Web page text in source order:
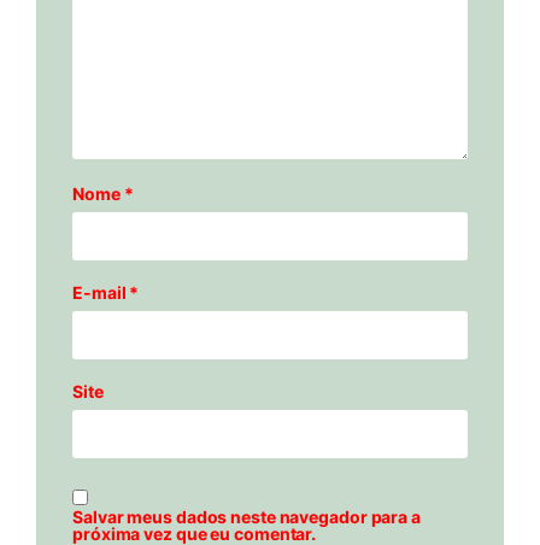
Nome *
E-mail *
Site
Salvar meus dados neste navegador para a
próxima vez que eu comentar.